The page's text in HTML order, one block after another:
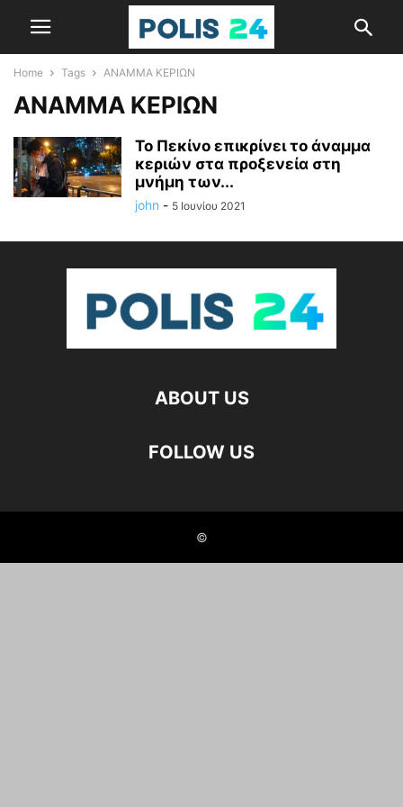
Home Tags ΑΝΑΜΜΑ ΚΕΡΙΩΝ
ΑΝΑΜΜΑ ΚΕΡΙΩΝ
Το Πεκίνο επικρίνει το άναμμα
κεριών στα προξενεία στη
μνήμη των...
john - 5 Ιουνίου 2021
ABOUT US
FOLLOW US
©